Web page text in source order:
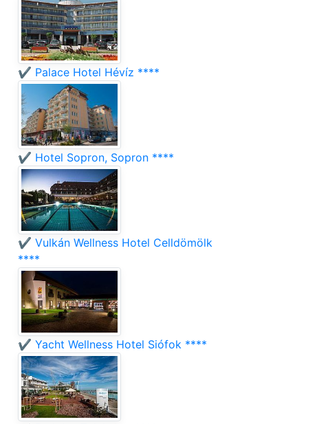
✔️ Palace Hotel Hévíz ****
✔️ Hotel Sopron, Sopron ****
✔️ Vulkán Wellness Hotel Celldömölk
****
✔️ Yacht Wellness Hotel Siófok ****